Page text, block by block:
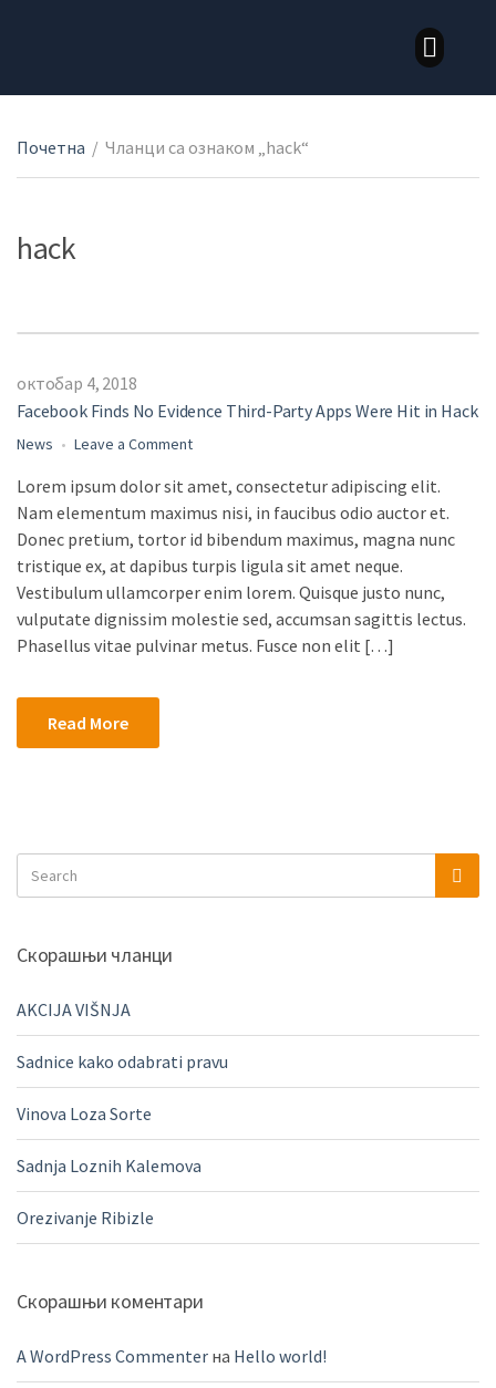
Почетна / Чланци са ознаком „hack“
hack
октобар 4, 2018
Facebook Finds No Evidence Third-Party Apps Were Hit in Hack
News Leave a Comment
Lorem ipsum dolor sit amet, consectetur adipiscing elit.
Nam elementum maximus nisi, in faucibus odio auctor et.
Donec pretium, tortor id bibendum maximus, magna nunc
tristique ex, at dapibus turpis ligula sit amet neque.
Vestibulum ullamcorper enim lorem. Quisque justo nunc,
vulputate dignissim molestie sed, accumsan sagittis lectus.
Phasellus vitae pulvinar metus. Fusce non elit […]
Read More
Скорашњи чланци
AKCIJA VIŠNJA
Sadnice kako odabrati pravu
Vinova Loza Sorte
Sadnja Loznih Kalemova
Orezivanje Ribizle
Скорашњи коментари
A WordPress Commenter на Hello world!